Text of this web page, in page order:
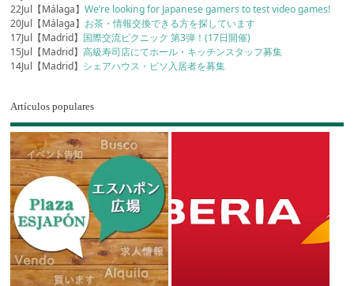
22Jul【Málaga】We’re looking for Japanese gamers to test video games!
20Jul【Málaga】 お茶・情報交換できる方を探しています
17Jul【Madrid】 国際交流ピクニック 第3弾！(17日開催)
15Jul【Madrid】高級寿司店にてホール・キッチンスタッフ募集
14Jul【Madrid】 シェアハウス・ピソ入居者を募集
Artículos populares